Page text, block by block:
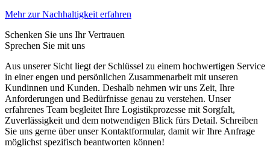
Mehr zur Nachhaltigkeit erfahren
Schenken Sie uns Ihr Vertrauen
Sprechen Sie mit uns
Aus unserer Sicht liegt der Schlüssel zu einem hochwertigen Service
in einer engen und persönlichen Zusammenarbeit mit unseren
Kundinnen und Kunden. Deshalb nehmen wir uns Zeit, Ihre
Anforderungen und Bedürfnisse genau zu verstehen. Unser
erfahrenes Team begleitet Ihre Logistikprozesse mit Sorgfalt,
Zuverlässigkeit und dem notwendigen Blick fürs Detail. Schreiben
Sie uns gerne über unser Kontaktformular, damit wir Ihre Anfrage
möglichst spezifisch beantworten können!